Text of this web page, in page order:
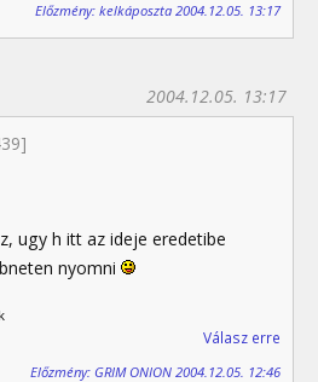
Előzmény: kelkáposzta 2004.12.05. 13:17
2004.12.05. 13:17
ugy h itt az ideje eredetibe
nyomni
Válasz erre
Előzmény: GRIM ONION 2004.12.05. 12:46